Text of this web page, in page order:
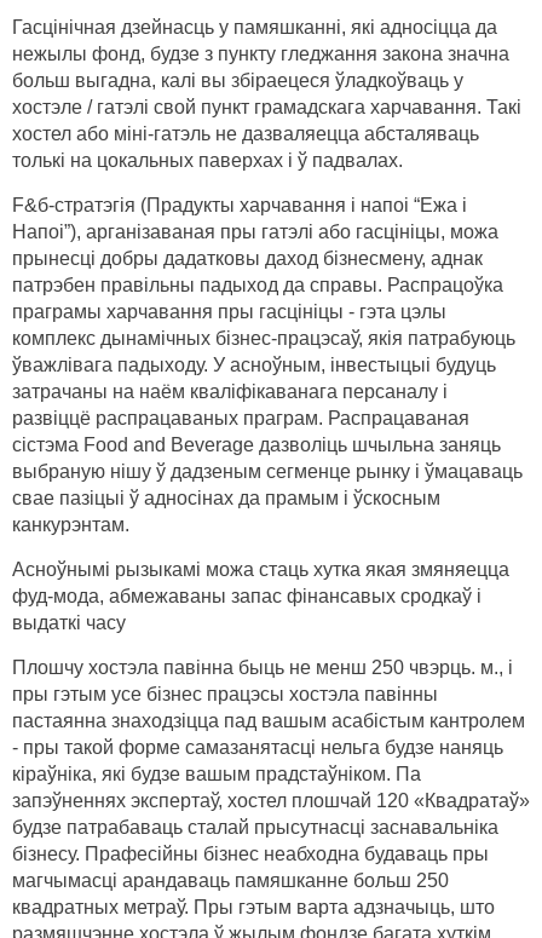
Гасцінічная дзейнасць у памяшканні, які адносіцца да
нежылы фонд, будзе з пункту гледжання закона значна
больш выгадна, калі вы збіраецеся ўладкоўваць у
хостэле / гатэлі свой пункт грамадскага харчавання. Такі
хостел або міні-гатэль не дазваляецца абсталяваць
толькі на цокальных паверхах і ў падвалах.
F&б-стратэгія (Прадукты харчавання і напоі “Ежа і
Напоі”), арганізаваная пры гатэлі або гасцініцы, можа
прынесці добры дадатковы даход бізнесмену, аднак
патрэбен правільны падыход да справы. Распрацоўка
праграмы харчавання пры гасцініцы - гэта цэлы
комплекс дынамічных бізнес-працэсаў, якія патрабуюць
ўважлівага падыходу. У асноўным, інвестыцыі будуць
затрачаны на наём кваліфікаванага персаналу і
развіццё распрацаваных праграм. Распрацаваная
сістэма Food and Beverage дазволіць шчыльна заняць
выбраную нішу ў дадзеным сегменце рынку і ўмацаваць
свае пазіцыі ў адносінах да прамым і ўскосным
канкурэнтам.
Асноўнымі рызыкамі можа стаць хутка якая змяняецца
фуд-мода, абмежаваны запас фінансавых сродкаў і
выдаткі часу
Плошчу хостэла павінна быць не менш 250 чвэрць. м., і
пры гэтым усе бізнес працэсы хостэла павінны
пастаянна знаходзіцца пад вашым асабістым кантролем
- пры такой форме самазанятасці нельга будзе наняць
кіраўніка, які будзе вашым прадстаўніком. Па
запэўненнях экспертаў, хостел плошчай 120 «Квадратаў»
будзе патрабаваць сталай прысутнасці заснавальніка
бізнесу. Прафесійны бізнес неабходна будаваць пры
магчымасці арандаваць памяшканне больш 250
квадратных метраў. Пры гэтым варта адзначыць, што
размяшчэнне хостэла ў жылым фондзе багата хуткім